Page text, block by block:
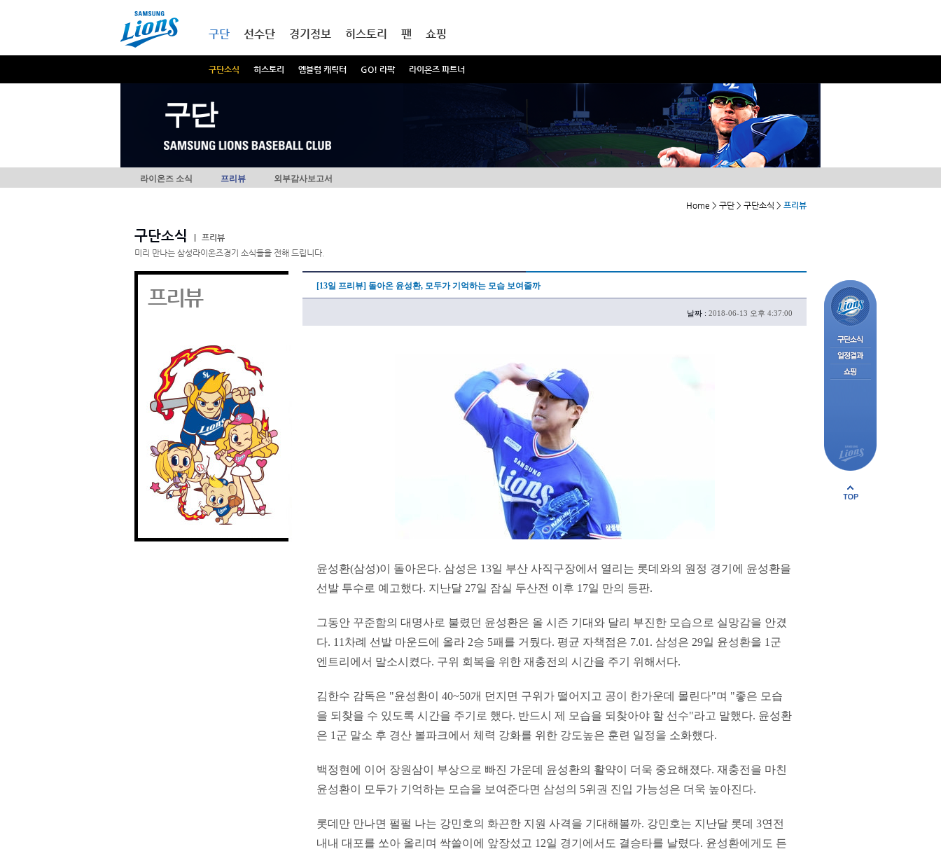
구단
구단소식 히스토리 엠블럼 캐릭터 GO! 라팍 라이온즈 파트너
선수단 경기정보 히스토리 팬 쇼핑
구단
라이온즈 소식 프리뷰 외부감사보고서
Home > 구단 > 구단소식 > 프리뷰
구단소식
프리뷰
미리 만나는 삼성라이온즈경기 소식들을 전해 드립니다.
프리뷰 [13일 프리뷰] 돌아온 윤성환, 모두가 기억하는 모습 보여줄까
날짜 : 2018-06-13 오후 4:37:00
윤성환(삼성)이 돌아온다. 삼성은 13일 부산 사직구장에서 열리는 롯데와의 원정 경기에 윤성환을
선발 투수로 예고했다. 지난달 27일 잠실 두산전 이후 17일 만의 등판.
그동안 꾸준함의 대명사로 불렸던 윤성환은 올 시즌 기대와 달리 부진한 모습으로 실망감을 안겼
다. 11차례 선발 마운드에 올라 2승 5패를 거뒀다. 평균 자책점은 7.01. 삼성은 29일 윤성환을 1군
엔트리에서 말소시켰다. 구위 회복을 위한 재충전의 시간을 주기 위해서다.
김한수 감독은 "윤성환이 40~50개 던지면 구위가 떨어지고 공이 한가운데 몰린다"며 "좋은 모습
을 되찾을 수 있도록 시간을 주기로 했다. 반드시 제 모습을 되찾아야 할 선수"라고 말했다. 윤성환
은 1군 말소 후 경산 볼파크에서 체력 강화를 위한 강도높은 훈련 일정을 소화했다.
백정현에 이어 장원삼이 부상으로 빠진 가운데 윤성환의 활약이 더욱 중요해졌다. 재충전을 마친
윤성환이 모두가 기억하는 모습을 보여준다면 삼성의 5위권 진입 가능성은 더욱 높아진다.
롯데만 만나면 펄펄 나는 강민호의 화끈한 지원 사격을 기대해볼까. 강민호는 지난달 롯데 3연전
내내 대포를 쏘아 올리며 싹쓸이에 앞장섰고 12일 경기에서도 결승타를 날렸다. 윤성환에게도 든